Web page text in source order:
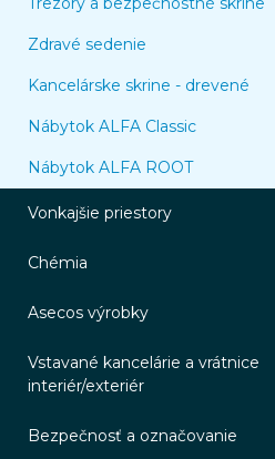
Zdravé sedenie
Kancelárske skrine - drevené
Nábytok ALFA Classic
Nábytok ALFA ROOT
Vonkajšie priestory
Chémia
Asecos výrobky
Vstavané kancelárie a vrátnice
interiér/exteriér
Bezpečnosť a označovanie